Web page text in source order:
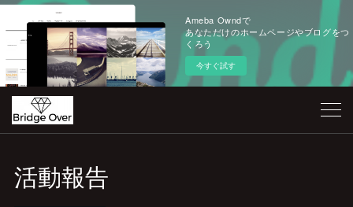
Ameba Owndで
あなただけのホームページやブログをつ
くろう
今すぐ試す
活動報告